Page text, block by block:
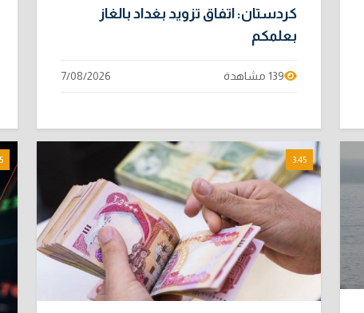
كردستان: اتفاق تزويد بغداد بالغاز
بعلمكم
139 مشاهدة 7/08/2026
3:45